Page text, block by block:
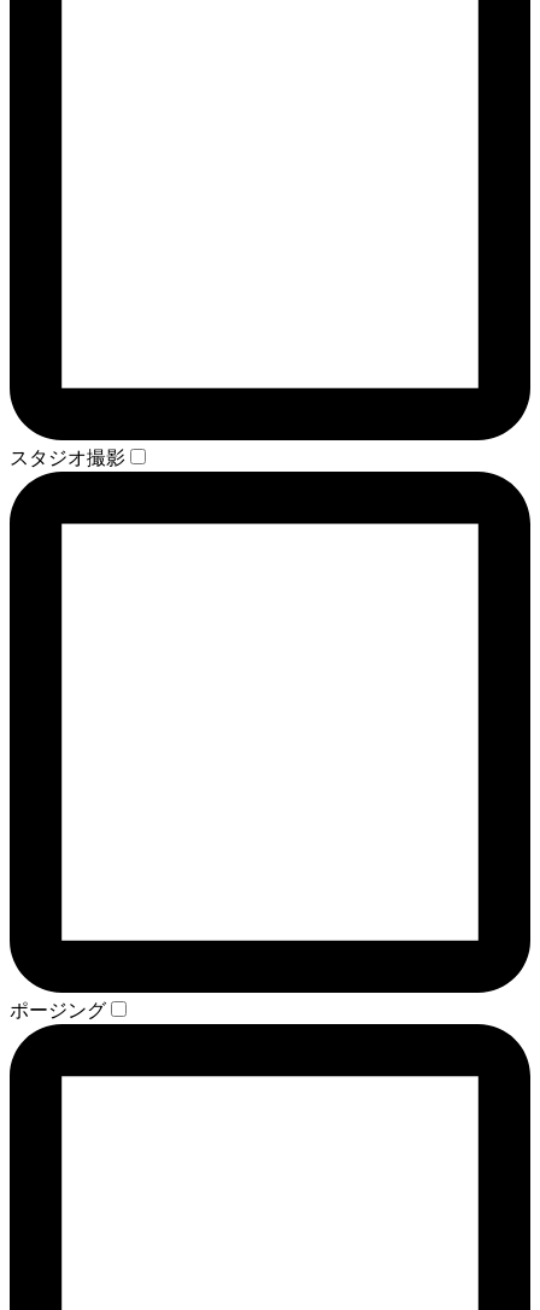
スタジオ撮影
ポージング